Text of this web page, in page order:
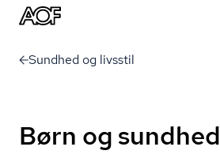
Sundhed og livsstil
Børn og sundhed